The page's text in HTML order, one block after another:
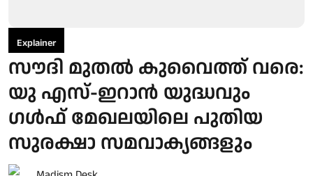
Explainer
സൗദി മുതല്‍ കുവൈത്ത് വരെ:
യു എസ്-ഇറാന്‍ യുദ്ധവും
ഗള്‍ഫ് മേഖലയിലെ പുതിയ
സുരക്ഷാ സമവാക്യങ്ങളും